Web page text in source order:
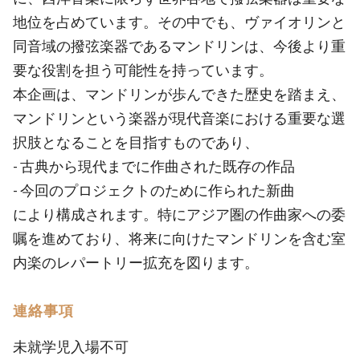
地位を占めています。その中でも、ヴァイオリンと
同音域の撥弦楽器であるマンドリンは、今後より重
要な役割を担う可能性を持っています。
本企画は、マンドリンが歩んできた歴史を踏まえ、
マンドリンという楽器が現代音楽における重要な選
択肢となることを目指すものであり、
- 古典から現代までに作曲された既存の作品
- 今回のプロジェクトのために作られた新曲
により構成されます。特にアジア圏の作曲家への委
嘱を進めており、将来に向けたマンドリンを含む室
内楽のレパートリー拡充を図ります。
連絡事項
未就学児入場不可